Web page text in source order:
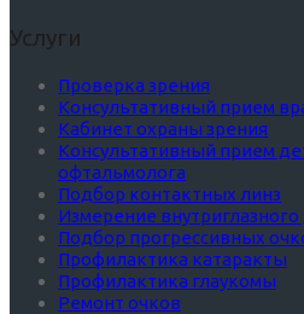
Услуги
Проверка зрения
Консультативный прием
Кабинет охраны зрения
Консультативный прием
офтальмолога
Подбор контактных линз
Измерение
Подбор прогрессивных
Профилактика катаракты
Профилактика глаукомы
Ремонт очков